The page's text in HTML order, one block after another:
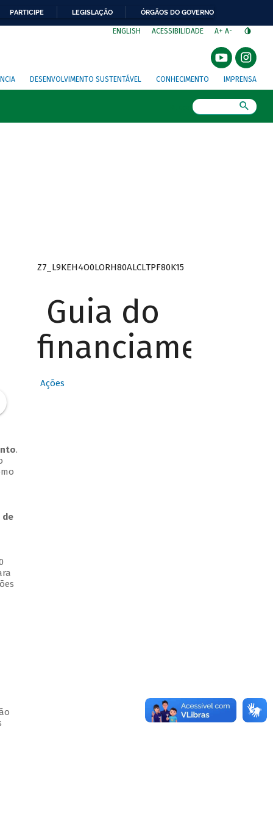
PARTICIPE LEGISLAÇÃO ÓRGÃOS DO GOVERNO
ENGLISH ACESSIBILIDADE A+ A-
DESENVOLVIMENTO SUSTENTÁVEL CONHECIMENTO IMPRENSA
.
de
Z7_L9KEH4O0LORH80ALCLTPF80K15
Guia do
financiamento
Ações